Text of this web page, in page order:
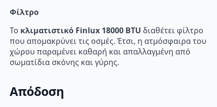
Φίλτρo
Το κλιματιστικό Finlux 18000 BTU διαθέτει φίλτρο
που απομακρύνει τις οσμές. Έτσι, η ατμόσφαιρα του
χώρου παραμένει καθαρή και απαλλαγμένη από
σωματίδια σκόνης και γύρης.
Απόδοση